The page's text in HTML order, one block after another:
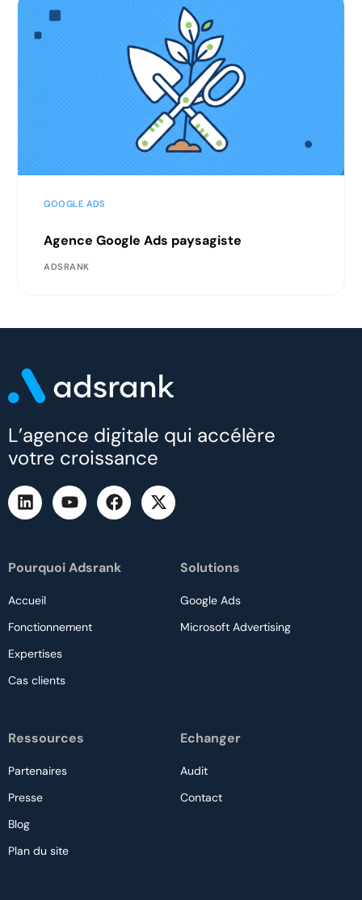
GOOGLE ADS
Agence Google Ads paysagiste
ADSRANK
L’agence digitale qui accélère
votre croissance
Pourquoi Adsrank
Accueil
Fonctionnement
Expertises
Cas clients
Solutions
Google Ads
Microsoft Advertising
Ressources
Partenaires
Presse
Blog
Plan du site
Echanger
Audit
Contact